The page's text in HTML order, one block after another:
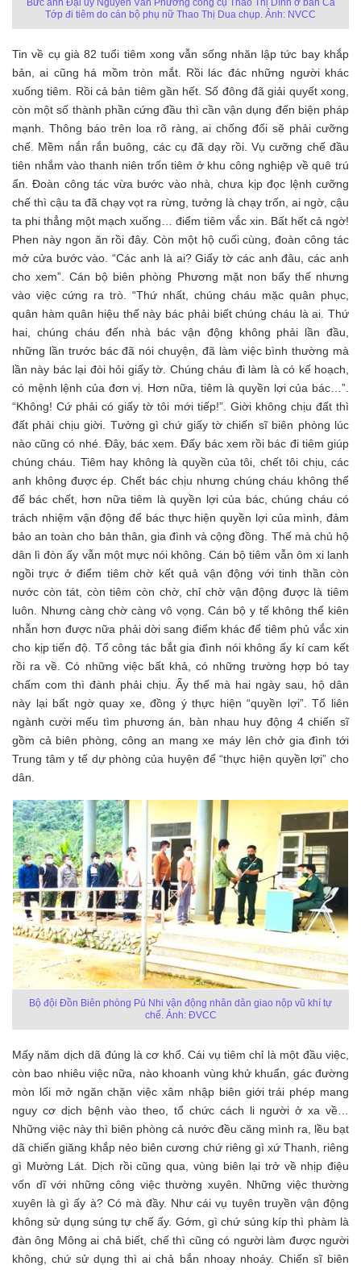
Bức ảnh Đại uý Nguyễn Văn Phương cõng cụ Thao Thị Dính ở bản Ca
Tớp đi tiêm do cán bộ phụ nữ Thao Thị Dua chụp. Ảnh: NVCC
Tin về cụ già 82 tuổi tiêm xong vẫn sống nhăn lập tức bay khắp
bản, ai cũng há mồm tròn mắt. Rồi lác đác những người khác
xuống tiêm. Rồi cả bản tiêm gần hết. Số đông đã giải quyết xong,
còn một số thành phần cứng đầu thì cần vận dụng đến biện pháp
mạnh. Thông báo trên loa rõ ràng, ai chống đối sẽ phải cưỡng
chế. Mềm nắn rắn buông, các cụ đã dạy rồi. Vụ cưỡng chế đầu
tiên nhắm vào thanh niên trốn tiêm ở khu công nghiệp về quê trú
ẩn. Đoàn công tác vừa bước vào nhà, chưa kịp đọc lệnh cưỡng
chế thì cậu ta đã chạy vọt ra rừng, tưởng là chạy trốn, ai ngờ, cậu
ta phi thẳng một mạch xuống… điểm tiêm vắc xin. Bất hết cả ngờ!
Phen này ngon ăn rồi đây. Còn một hộ cuối cùng, đoàn công tác
mở cửa bước vào. “Các anh là ai? Giấy tờ các anh đâu, các anh
cho xem”. Cán bộ biên phòng Phương mặt non bấy thế nhưng
vào việc cứng ra trò. “Thứ nhất, chúng cháu mặc quân phục,
quân hàm quân hiệu thế này bác phải biết chúng cháu là ai. Thứ
hai, chúng cháu đến nhà bác vận động không phải lần đầu,
những lần trước bác đã nói chuyện, đã làm việc bình thường mà
lần này bác lại đòi hỏi giấy tờ. Chúng cháu đi làm là có kế hoạch,
có mệnh lệnh của đơn vị. Hơn nữa, tiêm là quyền lợi của bác…”.
“Không! Cứ phải có giấy tờ tôi mới tiếp!”. Giời không chịu đất thì
đất phải chịu giời. Tưởng gì chứ giấy tờ chiến sĩ biên phòng lúc
nào cũng có nhé. Đây, bác xem. Đấy bác xem rồi bác đi tiêm giúp
chúng cháu. Tiêm hay không là quyền của tôi, chết tôi chịu, các
anh không được ép. Chết bác chịu nhưng chúng cháu không thể
để bác chết, hơn nữa tiêm là quyền lợi của bác, chúng cháu có
trách nhiệm vận động để bác thực hiện quyền lợi của mình, đảm
bảo an toàn cho bản thân, gia đình và cộng đồng. Thế mà chủ hộ
dân lì đòn ấy vẫn một mực nói không. Cán bộ tiêm vẫn ôm xi lanh
ngồi trực ở điểm tiêm chờ kết quả vận động với tinh thần còn
nước còn tát, còn tiêm còn chờ, chỉ chờ vận động được là tiêm
luôn. Nhưng càng chờ càng vô vọng. Cán bộ y tế không thể kiên
nhẫn hơn được nữa phải dời sang điểm khác để tiêm phủ vắc xin
cho kịp tiến độ. Tổ công tác bắt gia đình nói không ấy kí cam kết
rồi ra về. Có những việc bất khả, có những trường hợp bó tay
chấm com thì đành phải chịu. Ấy thế mà hai ngày sau, hộ dân
này lại bất ngờ quay xe, đồng ý thực hiện “quyền lợi”. Tổ liên
ngành cười mếu tìm phương án, bàn nhau huy động 4 chiến sĩ
gồm cả biên phòng, công an mang xe máy lên chở gia đình tới
Trung tâm y tế dự phòng của huyện để “thực hiện quyền lợi” cho
dân.
Bộ đội Đồn Biên phòng Pù Nhi vận động nhân dân giao nộp vũ khí tự
chế. Ảnh: ĐVCC
Mấy năm dịch dã đúng là cơ khổ. Cái vụ tiêm chỉ là một đầu việc,
còn bao nhiêu việc nữa, nào khoanh vùng khử khuẩn, gác đường
mòn lối mở ngăn chặn việc xâm nhập biên giới trái phép mang
nguy cơ dịch bệnh vào theo, tổ chức cách li người ở xa về…
Những việc này thì biên phòng cả nước đều căng mình ra, lều bạt
dã chiến giăng khắp nẻo biên cương chứ riêng gì xứ Thanh, riêng
gì Mường Lát. Dịch rồi cũng qua, vùng biên lại trở về nhịp điệu
vốn dĩ với những công việc thường xuyên. Những việc thường
xuyên là gì ấy à? Có mà đầy. Như cái vụ tuyên truyền vận động
không sử dụng súng tự chế ấy. Gớm, gì chứ súng kíp thì phàm là
đàn ông Mông ai chả biết, chế thì cũng có người làm được người
không, chứ sử dụng thì ai chả bắn nhoay nhoáy. Chiến sĩ biên